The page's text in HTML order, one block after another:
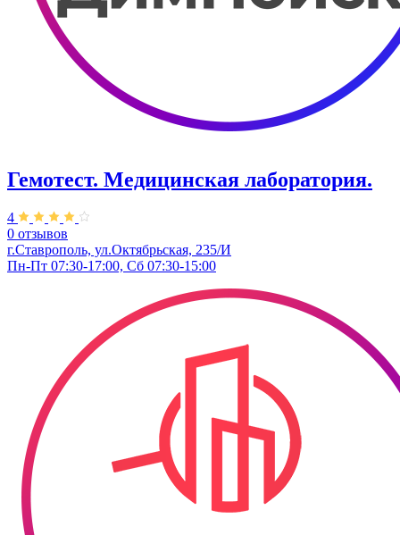
Гемотест. Медицинская лаборатория.
4
0 отзывов
г.Ставрополь, ул.Октябрьская, 235/И
Пн-Пт 07:30-17:00, Сб 07:30-15:00